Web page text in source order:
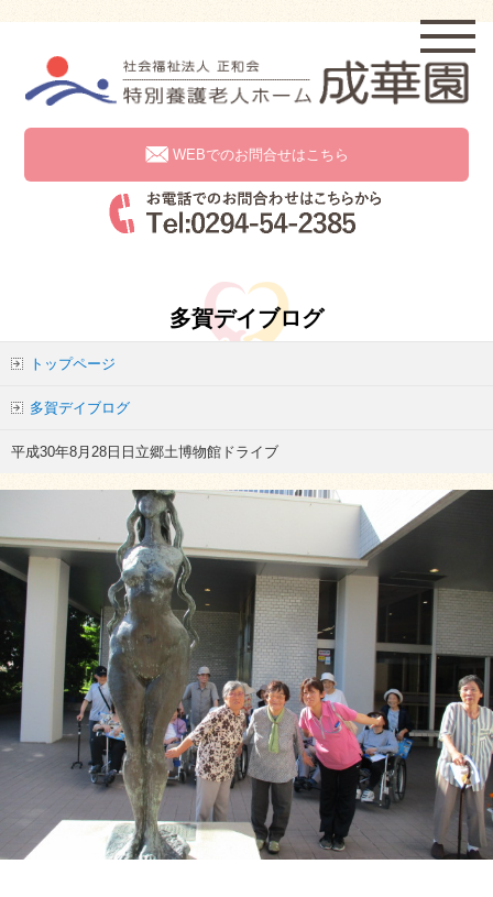
WEBでのお問合せはこちら
多賀デイブログ
トップページ
多賀デイブログ
平成30年8月28日日立郷土博物館ドライブ